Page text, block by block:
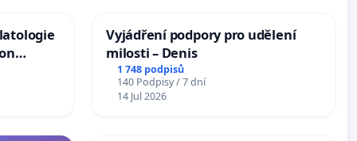
Vyjádření podpory pro udělení
milosti – Denis
1 748 podpisů
140 Podpisy / 7 dní
14 Jul 2026